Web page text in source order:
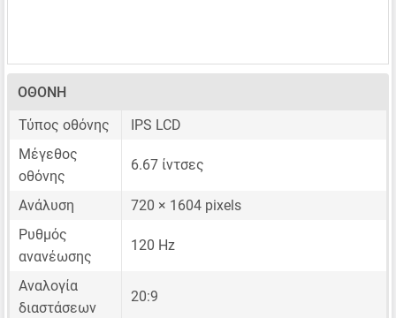
ΟΘΌΝΗ
Τύπος οθόνης
IPS LCD
Μέγεθος
οθόνης
6.67 ίντσες
Ανάλυση
720 × 1604 pixels
Ρυθμός
ανανέωσης
120 Hz
Αναλογία
διαστάσεων
20:9